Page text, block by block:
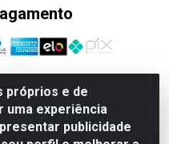
próprios e de
experiência
publicidade
- Rua Itatiba Do Sul, 161 -
CEP 85804-700- CNPJ